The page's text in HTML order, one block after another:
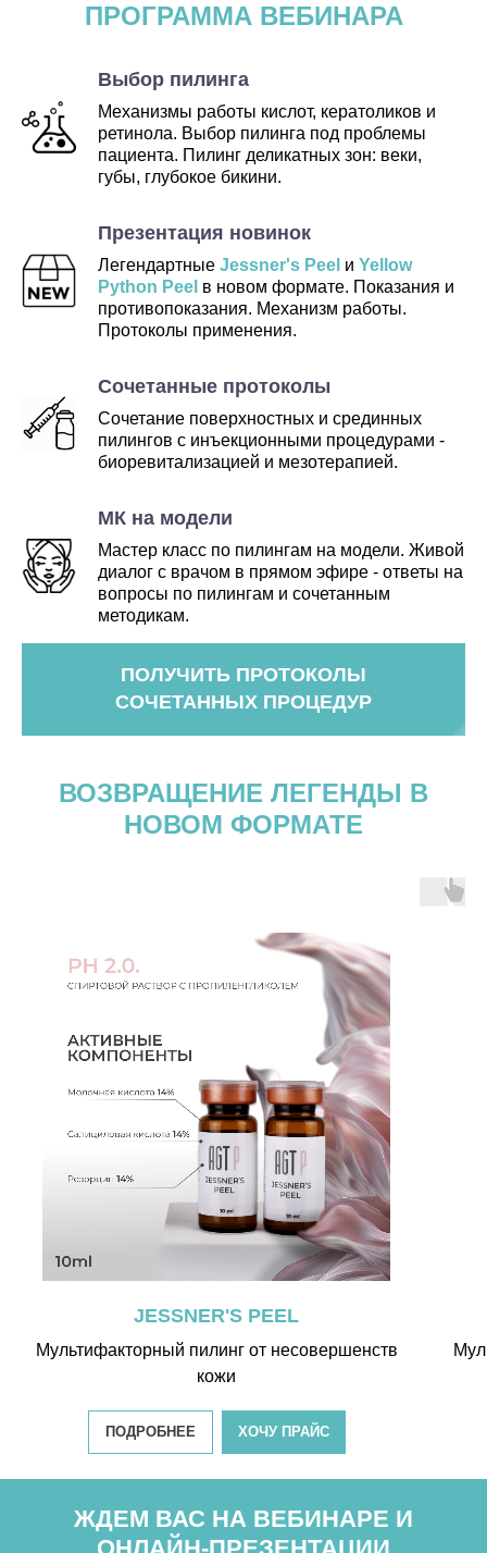
ПРОГРАММА ВЕБИНАРА
Выбор пилинга
Механизмы работы кислот, кератоликов и
ретинола. Выбор пилинга под проблемы
пациента. Пилинг деликатных зон: веки,
губы, глубокое бикини.
Презентация новинок
Легендартные Jessner's Peel и Yellow
Python Peel в новом формате. Показания и
противопоказания. Механизм работы.
Протоколы применения.
Сочетанные протоколы
Сочетание поверхностных и срединных
пилингов с инъекционными процедурами -
биоревитализацией и мезотерапией.
МК на модели
Мастер класс по пилингам на модели. Живой
диалог с врачом в прямом эфире - ответы на
вопросы по пилингам и сочетанным
методикам.
ПОЛУЧИТЬ ПРОТОКОЛЫ
СОЧЕТАННЫХ ПРОЦЕДУР
ВОЗВРАЩЕНИЕ ЛЕГЕНДЫ В
НОВОМ ФОРМАТЕ
JESSNER'S PEEL
Мультифакторный пилинг от несовершенств
кожи
ПОДРОБНЕЕ ХОЧУ ПРАЙС
ЖДЕМ ВАС НА ВЕБИНАРЕ И